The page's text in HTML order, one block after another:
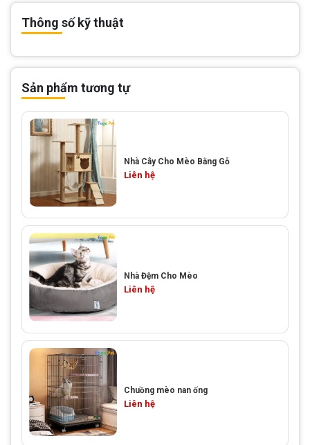
Thông số kỹ thuật
Sản phẩm tương tự
Nhà Cây Cho Mèo Bằng Gỗ
Liên hệ
Nhà Đệm Cho Mèo
Liên hệ
Chuồng mèo nan ống
Liên hệ